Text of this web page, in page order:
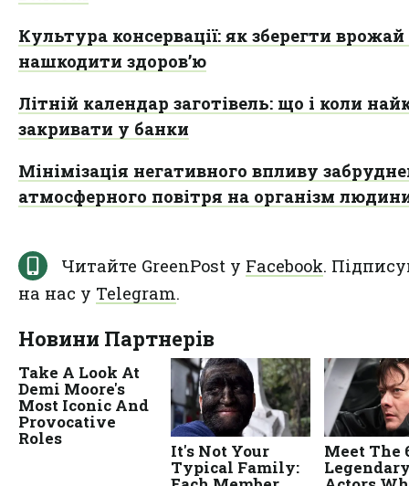
Культура консервації: як зберегти врожай
нашкодити здоров’ю
Літній календар заготівель: що і коли
закривати у банки
Мінімізація негативного впливу
атмосферного повітря на організм
Читайте GreenPost у Facebook.
на нас у Telegram.